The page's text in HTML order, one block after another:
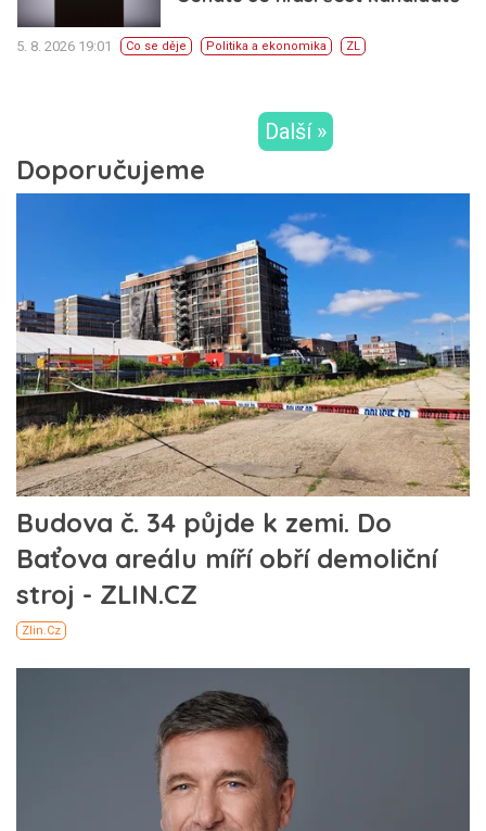
5. 8. 2026 19:01 Co se děje Politika a ekonomika ZL
Další »